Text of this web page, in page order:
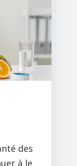
des
à le